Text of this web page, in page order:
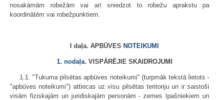
nosakāmām robežām vai arī sniedzot to robežu aprakstu pa
koordinātēm vai robežpunktiem.
I daļa. APBŪVES NOTEIKUMI
1. nodaļa. VISPĀRĒJIE SKAIDROJUMI
1.1. "Tukuma pilsētas apbūves noteikumi" (turpmāk tekstā lietots -
"apbūves noteikumi") attiecas uz visu pilsētas teritoriju un ir saistoši
visām fiziskajām un juridiskajām personām - zemes īpašniekiem un